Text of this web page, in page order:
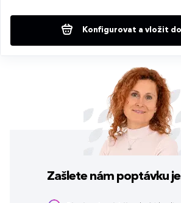
Konfigurovat a vložit
Zašlete nám poptávku